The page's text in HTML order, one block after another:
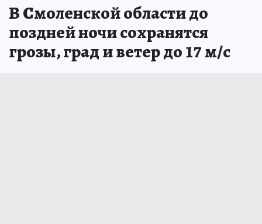
В Смоленской области до
поздней ночи сохранятся
грозы, град и ветер до 17 м/с